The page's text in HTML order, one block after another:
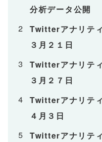
分析データ公開
Twitterアナリテ
３月２１日
Twitterアナリテ
３月２７日
Twitterアナリテ
４月３日
Twitterアナリテ